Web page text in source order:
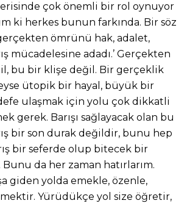
çok önemli bir rol oynuyor
ki herkes bunun farkında. Bir söz
ömrünü hak, adalet,
mücadelesine adadı.’ Gerçekten
bu bir klişe değil. Bir gerçeklik
ütopik bir hayal, büyük bir
ulaşmak için yolu çok dikkatli
gerek. Barışı sağlayacak olan bu
bir son durak değildir, bunu hep
bir seferde olup bitecek bir
da her zaman hatırlarım.
giden yolda emekle, özenle,
Yürüdükçe yol size öğretir,